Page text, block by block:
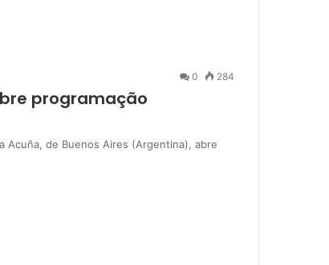
0 284
programação
Acuña, de Buenos Aires (Argentina), abre